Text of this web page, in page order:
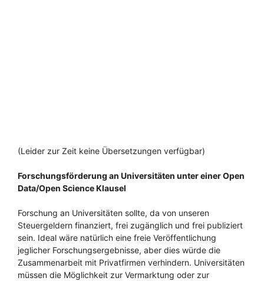
(Leider zur Zeit keine Übersetzungen verfügbar)
Forschungsförderung an Universitäten unter einer Open
Data/Open Science Klausel
Forschung an Universitäten sollte, da von unseren
Steuergeldern finanziert, frei zugänglich und frei publiziert
sein. Ideal wäre natürlich eine freie Veröffentlichung
jeglicher Forschungsergebnisse, aber dies würde die
Zusammenarbeit mit Privatfirmen verhindern. Universitäten
müssen die Möglichkeit zur Vermarktung oder zur